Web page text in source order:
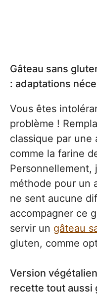
Gâteau sans
: adaptations
Vous êtes
problème !
classique par une
comme la farine
Personnellement,
méthode pour un
ne sent aucune
accompagner ce
servir un gâteau
gluten, comme
Version
recette tout aussi